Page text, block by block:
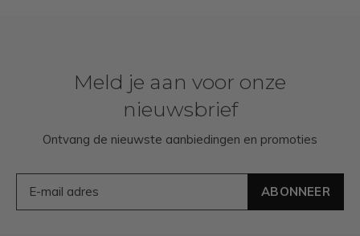
Meld je aan voor onze
nieuwsbrief
Ontvang de nieuwste aanbiedingen en promoties
ABONNEER